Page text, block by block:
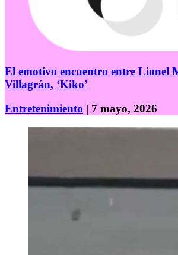
El emotivo encuentro entre Lionel
Villagrán, ‘Kiko’
Entretenimiento | 7 mayo, 2026